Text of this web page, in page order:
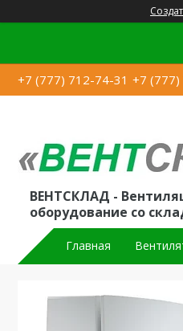
+7 (777) 712-74-31 +7
ВЕНТСКЛАД -
оборудование со
Главная